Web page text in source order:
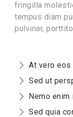
fringilla
tempus diam
pulvinar,
At vero eos
Sed ut
Nemo enim
Sed quia